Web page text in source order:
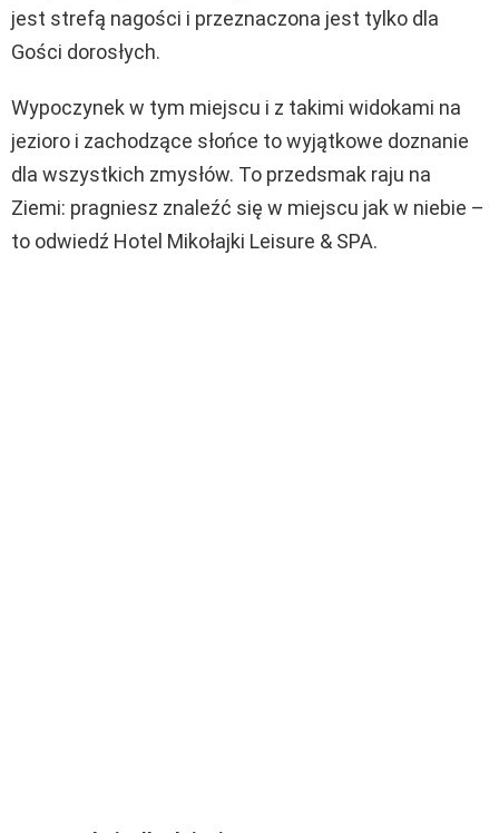
jest strefą nagości i przeznaczona jest tylko dla
Gości dorosłych.
Wypoczynek w tym miejscu i z takimi widokami na
jezioro i zachodzące słońce to wyjątkowe doznanie
dla wszystkich zmysłów. To przedsmak raju na
Ziemi: pragniesz znaleźć się w miejscu jak w niebie –
to odwiedź Hotel Mikołajki Leisure & SPA.